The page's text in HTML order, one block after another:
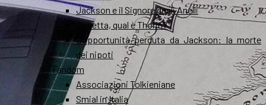
Jackson e il Signore degli Anelli
Aspetta, qual è Thorin?
L’opportunità perduta da Jackson: la morte
dei nipoti
Fandom
Associazioni Tolkieniane
Smial in Italia